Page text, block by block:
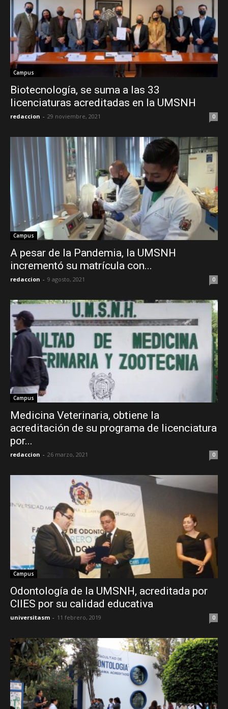
Campus
Biotecnología, se suma a las 33
licenciaturas acreditadas en la UMSNH
redaccion - 29 noviembre, 2021 0
Campus
A pesar de la Pandemia, la UMSNH
incrementó su matrícula con...
redaccion - 9 agosto, 2021 0
Campus
Medicina Veterinaria, obtiene la
acreditación de su programa de licenciatura
por...
redaccion - 26 marzo, 2021 0
Campus
Odontología de la UMSNH, acreditada por
CIIES por su calidad educativa
universitasm - 11 febrero, 2019 0